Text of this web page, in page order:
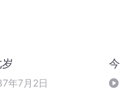
年7月2日